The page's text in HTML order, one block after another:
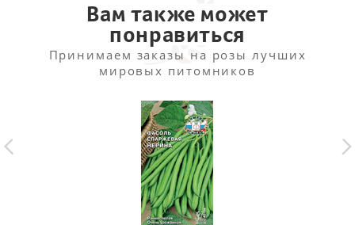
Вам также может
понравиться
Принимаем заказы на розы лучших
мировых питомников